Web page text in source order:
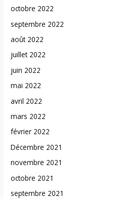
octobre 2022
septembre 2022
août 2022
juillet 2022
juin 2022
mai 2022
avril 2022
mars 2022
février 2022
Décembre 2021
novembre 2021
octobre 2021
septembre 2021